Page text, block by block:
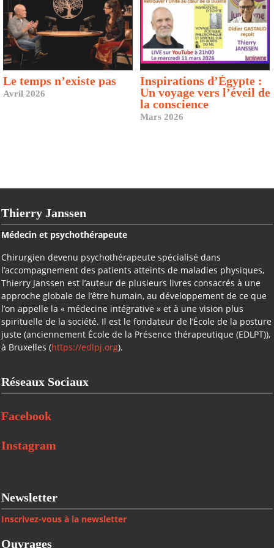
Le temps n’existe pas
Avril 2026
Inspirations d’Égypte :
Un voyage vers l’éveil de
la conscience
Mars 2026
Thierry Janssen
Médecin et psychothérapeute
Chirurgien devenu psychothérapeute spécialisé dans
l’accompagnement des patients atteints de maladies physiques,
Thierry Janssen est l’auteur de plusieurs livres consacrés à une
approche globale de l’être humain, au développement de ce que
l’on appelle la « médecine intégrative » et à une vision plus
spirituelle de la société. Il est le fondateur de l’École de la posture
juste (anciennement École de la Présence thérapeutique (EDLPT)),
à Bruxelles (https://edlpj.org).
Réseaux Sociaux
Facebook
Instagram
Newsletter
Inscrivez-vous à la newsletter
Ouvrages